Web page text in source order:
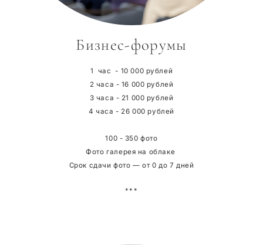
Бизнес-форумы
1 час - 10 000 рублей
2 часа - 16 000 рублей
3 часа - 21 000 рублей
4 часа - 26 000 рублей
100 - 350 фото
Фото галерея на облаке
Срок сдачи фото — от 0 до 7 дней
***